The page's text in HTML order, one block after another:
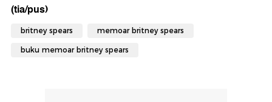
(tia/pus)
britney spears memoar britney spears
buku memoar britney spears